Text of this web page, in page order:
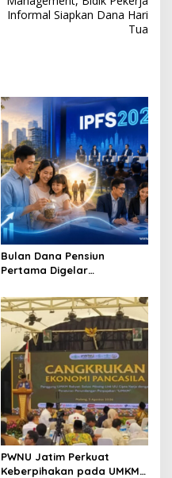
Informal Siapkan Dana Hari
Tua
Bulan Dana Pensiun
Pertama Digelar
Perkuat Ekosistem Pensiun
Berkelanjutan
PWNU Jatim Perkuat
Keberpihakan pada UMKM